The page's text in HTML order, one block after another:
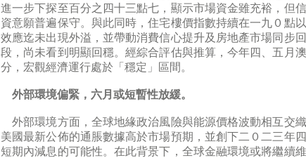
進一步下探至百分之四十三點七，顯示市場資金雖充裕，但
資意願普遍保守。與此同時，住宅樓價指數持續在一九０點
效應迄未出現外溢，並帶動消費信心提升及房地產市場同步
段，尚未看到明顯回穩。經綜合評估與推算，今年四、五月
分，宏觀經濟運行處於「穩定」區間。
外部環境偏緊，六月或短暫性放緩。
外部環境方面，全球地緣政治風險與能源價格波動相互交
美國最新公佈的通脹數據高於市場預期，並創下二０二三年
短期內減息的可能性。在此背景下，全球金融環境或將繼續